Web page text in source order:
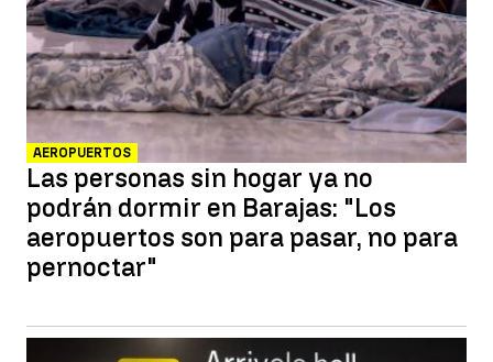
AEROPUERTOS
Las personas sin hogar ya no
podrán dormir en Barajas: "Los
aeropuertos son para pasar, no para
pernoctar"